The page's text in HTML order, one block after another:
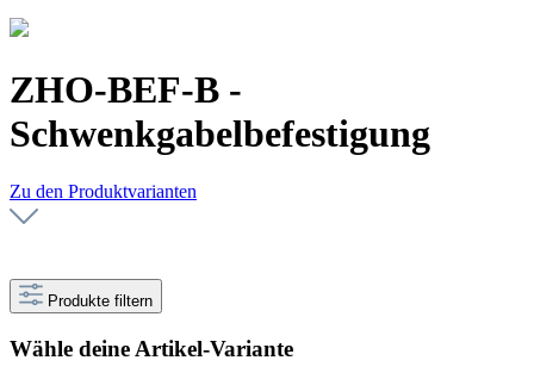
ZHO-BEF-B -
Schwenkgabelbefestigung
Zu den Produktvarianten
Produkte filtern
Wähle deine Artikel-Variante